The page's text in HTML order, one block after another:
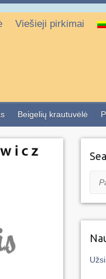
Viešieji pirkimai
Beigelių krautuvėlė